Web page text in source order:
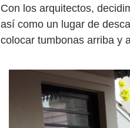
Con los arquitectos,
así como un lugar de
colocar tumbonas arriba y